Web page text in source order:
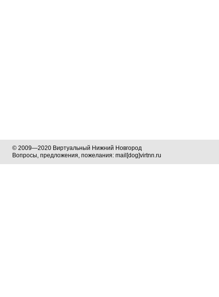
© 2009—2020 Виртуальный Нижний Новгород
Вопросы, предложения, пожелания: mail[dog]virtnn.ru